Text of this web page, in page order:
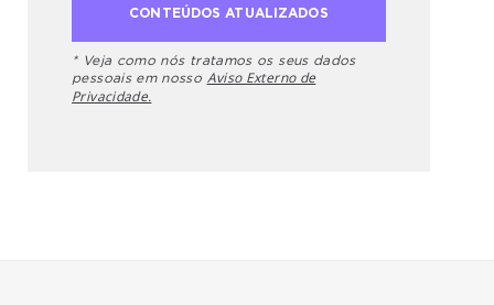
* Veja como nós tratamos os seus dados
pessoais em nosso Aviso Externo de
Privacidade.